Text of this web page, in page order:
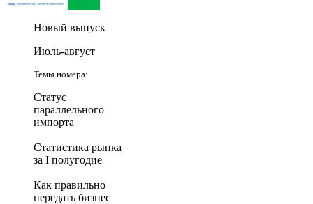
Новый выпуск
Июль-август
Темы номера:
Статус
параллельного
импорта
Статистика рынка
за I полугодие
Как правильно
передать бизнес